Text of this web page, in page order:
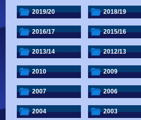
2019/20 2018/19
2016/17 2015/16
2013/14 2012/13
2010 2009
2007 2006
2004 2003
Калуга